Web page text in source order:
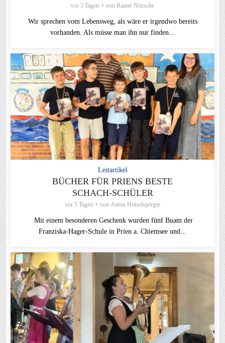
vor 5 Tagen von Rainer Nitzsche
Wir sprechen vom Lebensweg, als wäre er irgendwo bereits
vorhanden. Als müsse man ihn nur finden...
Leitartikel
BÜCHER FÜR PRIENS BESTE
SCHACH-SCHÜLER
vor 5 Tagen von Anton Hötzelsperger
Mit einem besonderen Geschenk wurden fünf Buam der
Franziska-Hager-Schule in Prien a. Chiemsee und...